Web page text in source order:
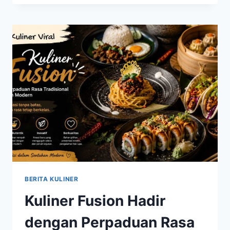
YANG
BERHASIL
MENCURI
PERHATIAN
PECINTA
KULINER
BERITA KULINER
Kuliner Fusion Hadir
dengan Perpaduan Rasa